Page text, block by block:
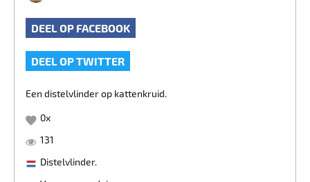
DEEL OP FACEBOOK
DEEL OP TWITTER
Een distelvlinder op kattenkruid.
0x
131
Distelvlinder.